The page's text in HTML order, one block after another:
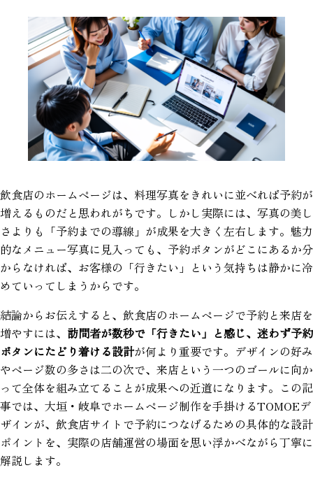
飲食店のホームページは、料理写真をきれいに並べれば予約が
増えるものだと思われがちです。しかし実際には、写真の美し
さよりも「予約までの導線」が成果を大きく左右します。魅力
的なメニュー写真に見入っても、予約ボタンがどこにあるか分
からなければ、お客様の「行きたい」という気持ちは静かに冷
めていってしまうからです。
結論からお伝えすると、飲食店のホームページで予約と来店を
増やすには、 訪問者が数秒で「行きたい」と感じ、迷わず予約
ボタンにたどり着ける設計が何より重要です。デザインの好み
やページ数の多さは二の次で、来店という一つのゴールに向か
って全体を組み立てることが成果への近道になります。この記
事では、大垣・岐阜でホームページ制作を手掛けるTOMOEデ
ザインが、飲食店サイトで予約につなげるための具体的な設計
ポイントを、実際の店舗運営の場面を思い浮かべながら丁寧に
解説します。